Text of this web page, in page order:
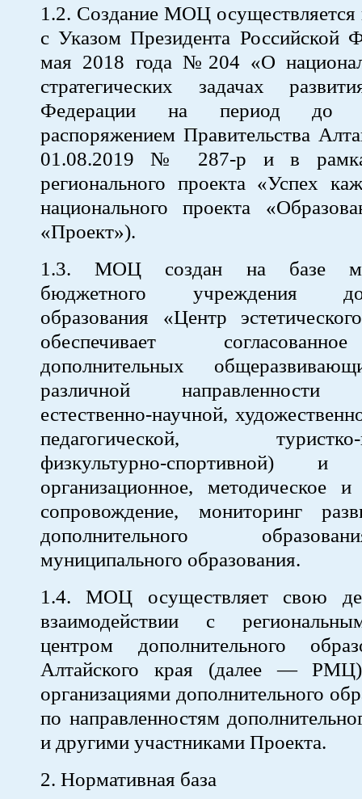
1.2. Создание МОЦ осуществляется
с Указом Президента Российской
мая 2018 года №204 «О
стратегических задачах
Федерации на период до
распоряжением Правительства
01.08.2019 № 287-р и в
регионального проекта «Успех
национального проекта
«Проект»).
1.3. МОЦ создан на базе
бюджетного учреждения
образования «Центр
обеспечивает
дополнительных
различной направленности
естественно-научной,
педагогической, туристко-
физкультурно-спортивной) и
организационное, методическое и
сопровождение, мониторинг
дополнительного
муниципального образования.
1.4. МОЦ осуществляет свою
взаимодействии с
центром дополнительного
Алтайского края (далее —
организациями дополнительного
по направленностям
и другими участниками Проекта.
2. Нормативная база